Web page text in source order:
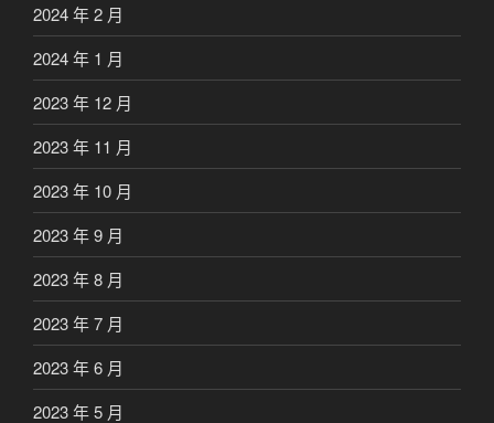
2024 年 2 月
2024 年 1 月
2023 年 12 月
2023 年 11 月
2023 年 10 月
2023 年 9 月
2023 年 8 月
2023 年 7 月
2023 年 6 月
2023 年 5 月